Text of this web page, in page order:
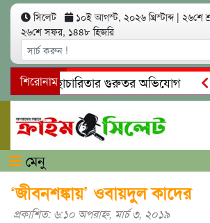
সিলেট ১০ই আগস্ট, ২০২৬ খ্রিস্টাব্দ | ২৬শে
২৬শে সফর, ১৪৪৮ হিজরি
শিরোনাম
ও স্বেচ্ছাচারিতার গুরুতর অভিযোগ
দলিল ফাঁস
গোয়াইনঘাটে প্রেমের
মেনু
‘জীবনশঙ্কায়’ ওবায়দুল কাদের
প্রকাশিত: ৬:১০ অপরাহ্ণ, মার্চ ৩, ২০১৯